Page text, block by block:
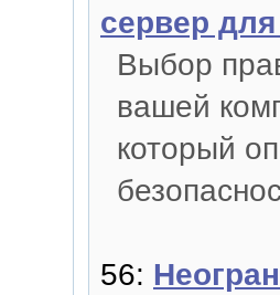
сервер
Выбор
вашей
который
56: